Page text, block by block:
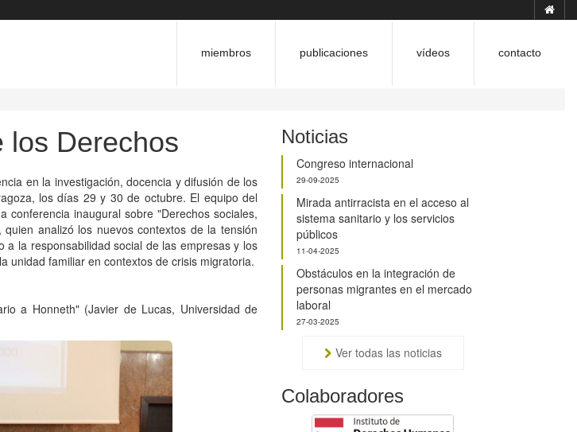
miembros publicaciones vídeos contacto
los Derechos
en la investigación, docencia y difusión de los
los días 29 y 30 de octubre. El equipo del
conferencia inaugural sobre "Derechos sociales,
analizó los nuevos contextos de la tensión
la responsabilidad social de las empresas y los
unidad familiar en contextos de crisis migratoria.
a Honneth" (Javier de Lucas, Universidad de
Noticias
Congreso internacional
29-09-2025
Mirada antirracista en el acceso al
sistema sanitario y los servicios
públicos
11-04-2025
Obstáculos en la integración de
personas migrantes en el mercado
laboral
27-03-2025
Ver todas las noticias
Colaboradores